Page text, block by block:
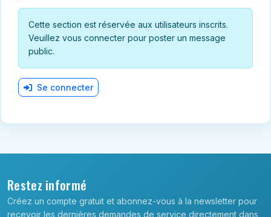
Cette section est réservée aux utilisateurs inscrits.
Veuillez vous connecter pour poster un message
public.
Se connecter
Restez informé
Créez un compte gratuit et abonnez-vous à la newsletter pour
recevoir les dernières demandes de service directement dans